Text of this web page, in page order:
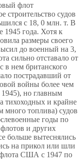
флот
строительство судов
с 18, 0 млн. т. В
1945 года. Хотя к
размеры своего
до военный на 3,
сильно отставало от
в нем британского
пострадавший от
войны более чем
1945), но главным
тихоходных и крайне
топлива) судов
годы по
и других
больше вытеснялись
на прикол или шли
флота США с 1947 по